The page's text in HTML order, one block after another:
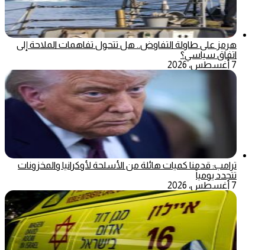
هرمز على طاولة التفاوض.. هل تتحول تفاهمات الملاحة إلى
اتفاق سياسي؟
7 أغسطس، 2026
ترامب: قدمنا كميات هائلة من الأسلحة لأوكرانيا والمخزونات
تتجدد يومياً
7 أغسطس، 2026